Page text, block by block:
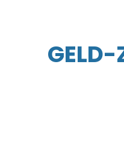
GELD-